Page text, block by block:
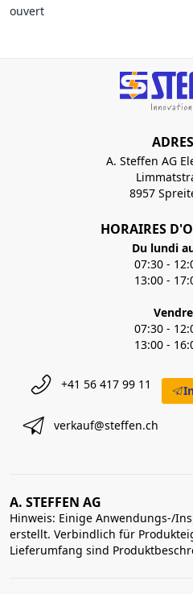
ouvert
A. Steffen AG
8957
HORAIRES
Du lundi
07:30 -
13:00 -
07:30 -
13:00 -
+41 56 417 99 11
verkauf@steffen.ch
A. STEFFEN AG
Hinweis: Einige Anwendungs-/
erstellt. Verbindlich für
Lieferumfang sind